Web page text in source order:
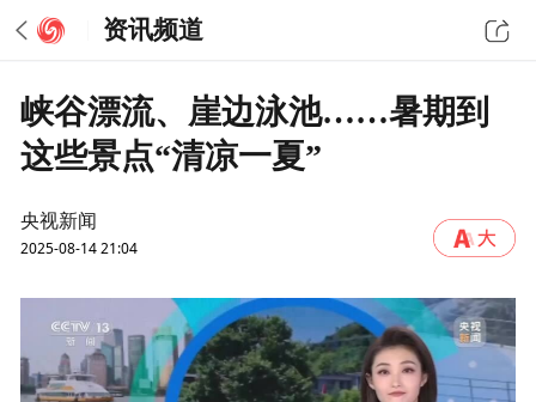
资讯频道
峡谷漂流、崖边泳池……暑期到
这些景点“清凉一夏”
央视新闻
2025-08-14 21:04